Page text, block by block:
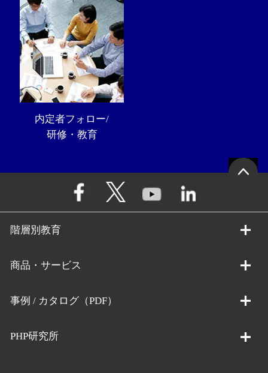
内定者フォロー/
研修・教育
階層別教育
商品・サービス
事例 / カタログ（PDF）
PHP研究所